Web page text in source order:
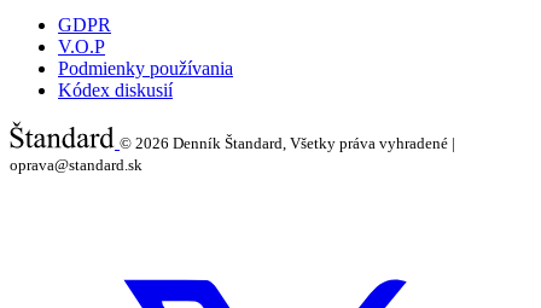
GDPR
V.O.P
Podmienky používania
Kódex diskusií
© 2026 Denník Štandard, Všetky práva vyhradené |
oprava@standard.sk